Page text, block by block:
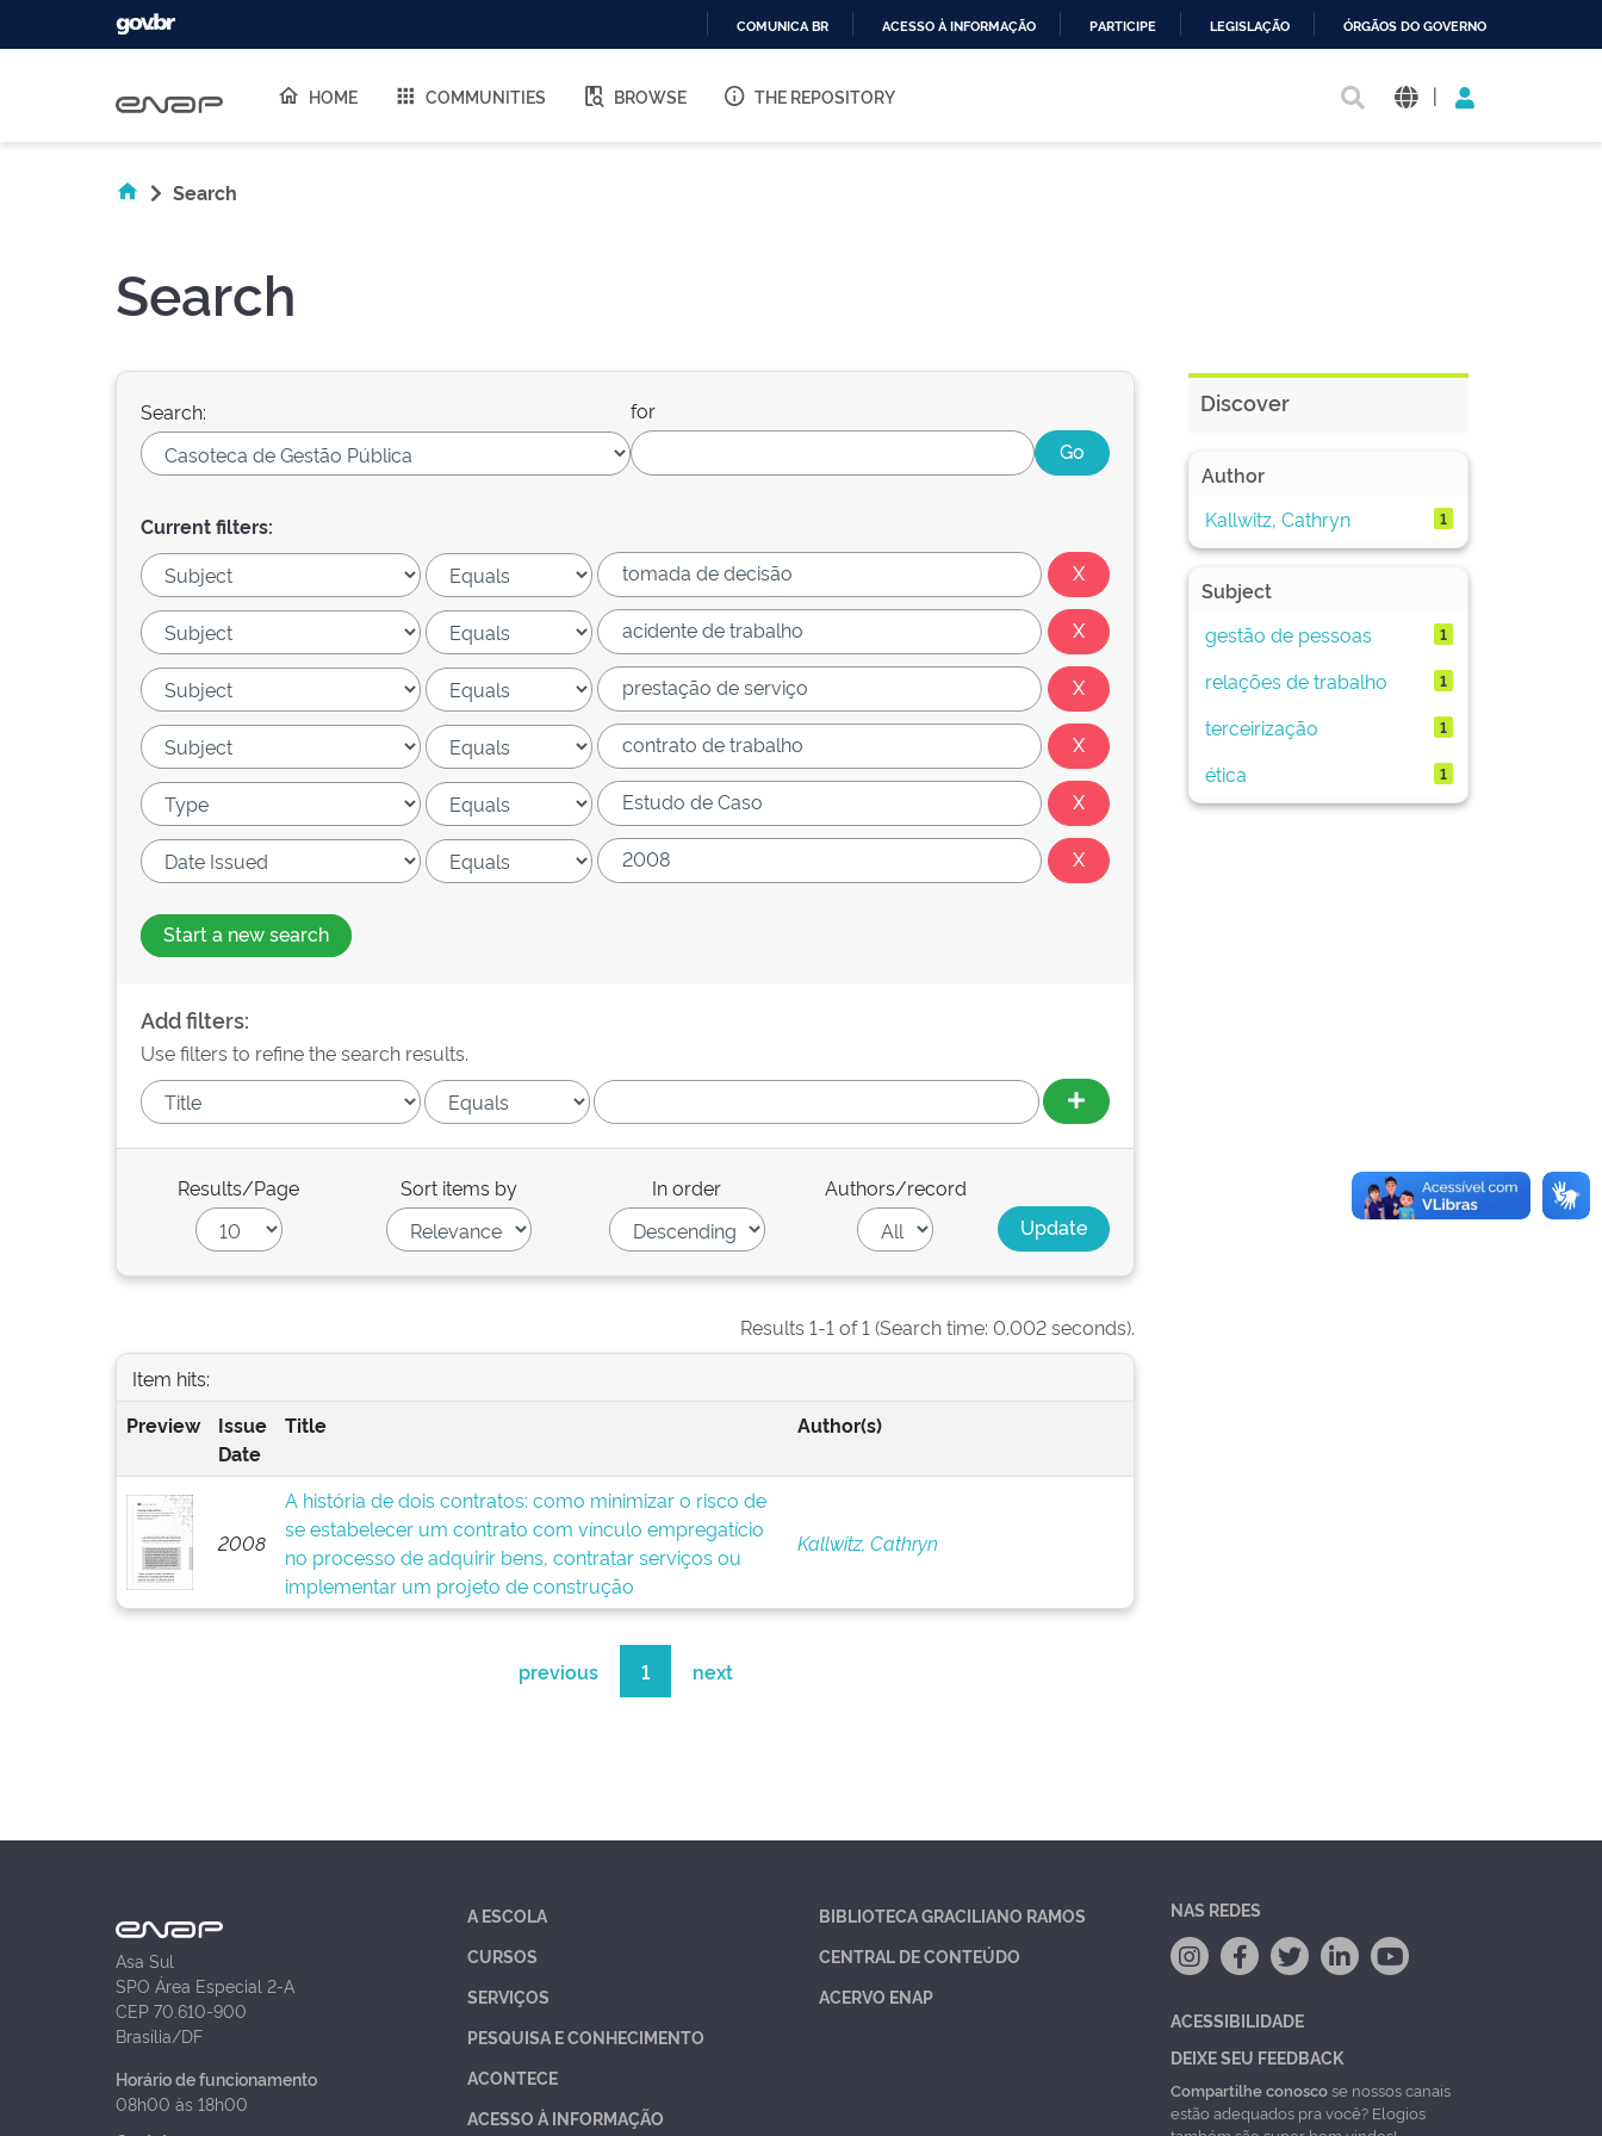
O
COMUNICA BR ACESSO À INFORMAÇÃO PARTICIPE LEGISLAÇÃO ÓRGÃOS DO GOVERNO
HOME COMMUNITIES BROWSE THE REPOSITORY |
Search
Search
Search: for
Current filters:
Start a new search
Add filters:
Use filters to refine the search results.
Results/Page Sort items by In order Authors/record
Results 1-1 of 1 (Search time: 0.002 seconds).
Item hits:
Preview
Issue
Date
Title Author(s)
2008
A história de dois contratos: como minimizar o risco de
se estabelecer um contrato com vínculo empregatício
no processo de adquirir bens, contratar serviços ou
implementar um projeto de construção
Kallwitz, Cathryn
previous 1 next
Discover
Author
Kallwitz, Cathryn
1
Subject
gestão de pessoas
1
relações de trabalho 1
terceirização 1
ética 1
Asa Sul
SPO Área Especial 2-A
CEP 70.610-900
Brasília/DF
Horário de funcionamento
08h00 às 18h00
A ESCOLA
CURSOS
SERVIÇOS
PESQUISA E CONHECIMENTO
ACONTECE
ACESSO À INFORMAÇÃO
BIBLIOTECA GRACILIANO RAMOS
CENTRAL DE CONTEÚDO
ACERVO ENAP
NAS REDES
ACESSIBILIDADE
DEIXE SEU FEEDBACK
Compartilhe conoscose nossos canais
estão adequados pra você? Elogios